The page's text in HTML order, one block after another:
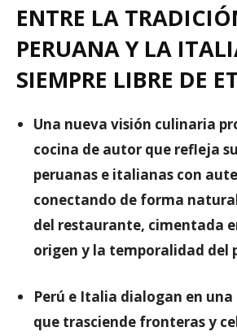
ENTRE LA
PERUANA Y LA
SIEMPRE LIBRE DE
Una nueva visión culinaria
cocina de autor que refleja
peruanas e italianas con
conectando de forma
del restaurante, cimentada
origen y la temporalidad del
Perú e Italia dialogan en
que trasciende fronteras y